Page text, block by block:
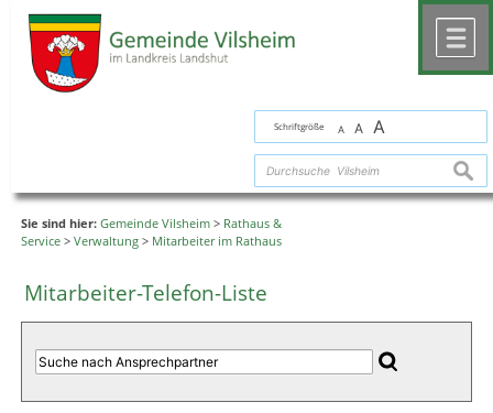
Schriftgröße A A A
Sie sind hier: Gemeinde Vilsheim > Rathaus &
Service > Verwaltung > Mitarbeiter im Rathaus
Mitarbeiter-Telefon-Liste